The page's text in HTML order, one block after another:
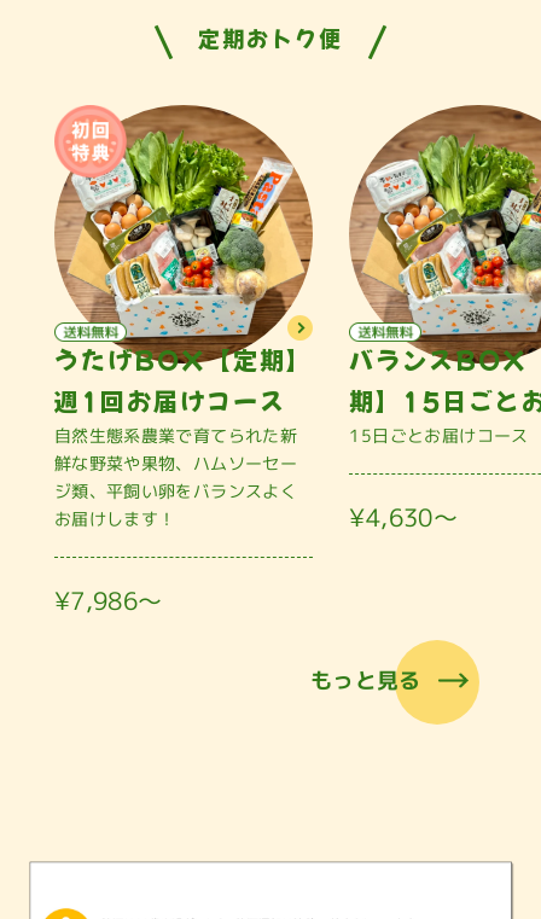
定期おトク便
うたげBOX【定期】
週1回お届けコース
自然生態系農業で育てられた新
鮮な野菜や果物、ハムソーセー
ジ類、平飼い卵をバランスよく
お届けします！
¥7,986〜
バランスBOX
期】15日ごと
15日ごとお届けコース
¥4,630〜
もっと見る